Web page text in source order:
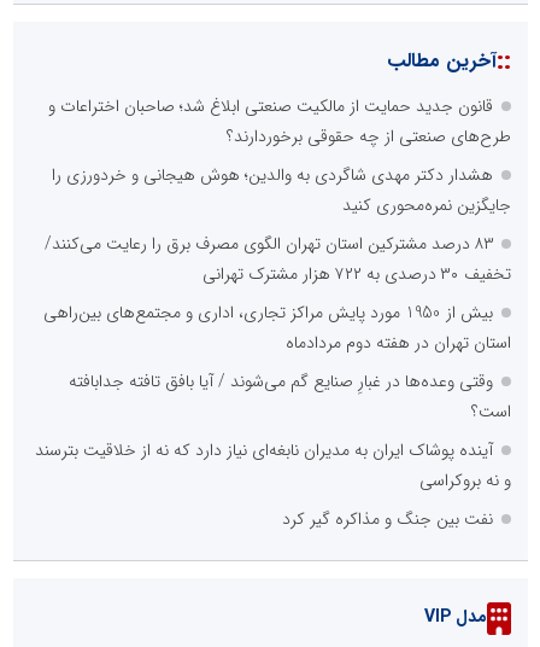
::آخرین مطالب
قانون جدید حمایت از مالکیت صنعتی ابلاغ شد؛ صاحبان اختراعات و
طرح‌های صنعتی از چه حقوقی برخوردارند؟
هشدار دکتر مهدی شاگردی به والدین؛ هوش هیجانی و خردورزی را
جایگزین نمره‌محوری کنید
۸۳ درصد مشترکین استان تهران الگوی مصرف برق را رعایت می‌کنند/
تخفیف ۳۰ درصدی به ۷۲۲ هزار مشترک تهرانی
بیش از 1950 مورد پایش مراکز تجاری، اداری و مجتمع‌های بین‌راهی
استان تهران در هفته دوم مردادماه
وقتی وعده‌ها در غبارِ صنایع گم می‌شوند / آیا بافق تافته جدابافته
است؟
آینده پوشاک ایران به مدیران نابغه‌ای نیاز دارد که نه از خلاقیت بترسند
و نه بروکراسی
نفت بین جنگ و مذاکره گیر کرد
مدل VIP